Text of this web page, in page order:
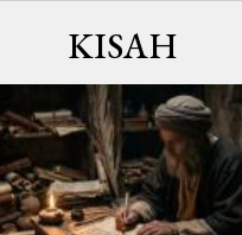
KISAH